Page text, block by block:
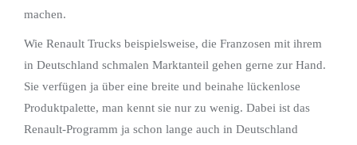
machen.
Wie Renault Trucks beispielsweise, die Franzosen mit ihrem
in Deutschland schmalen Marktanteil gehen gerne zur Hand.
Sie verfügen ja über eine breite und beinahe lückenlose
Produktpalette, man kennt sie nur zu wenig. Dabei ist das
Renault-Programm ja schon lange auch in Deutschland